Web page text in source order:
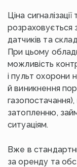
Ціна
розраховується
датчиків та
При цьому
можливість
і пульт охорони
й виникнення
затопленню,
ситуаціям.
Вже в
за оренду та